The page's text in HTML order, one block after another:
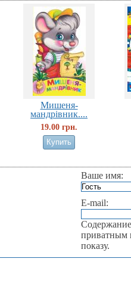
Мишеня-
мандрівник....
19.00 грн.
Ваше имя:
E-mail:
Содержание
приватным
показу.